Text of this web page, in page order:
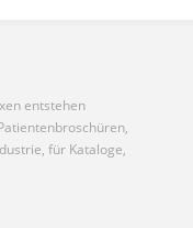
entstehen
für Kataloge,